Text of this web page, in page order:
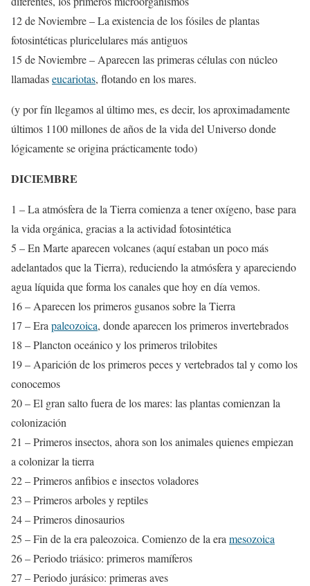
12 de Noviembre – La existencia de los fósiles de plantas
fotosintéticas pluricelulares más antiguos
15 de Noviembre – Aparecen las primeras células con núcleo
llamadaseucariotas, flotando en los mares.
(y por fín llegamos al último mes, es decir, los aproximadamente
últimos 1100 millones de años de la vida del Universo donde
lógicamente se origina prácticamente todo)
DICIEMBRE
1 – La atmósfera de la Tierra comienza a tener oxígeno, base para
la vida orgánica, gracias a la actividad fotosintética
5 – En Marte aparecen volcanes (aquí estaban un poco más
adelantados que la Tierra), reduciendo la atmósfera y apareciendo
agua líquida que forma los canales que hoy en día vemos.
16 – Aparecen los primeros gusanos sobre la Tierra
17 – Erapaleozoica, donde aparecen los primeros invertebrados
18 – Plancton oceánico y los primeros trilobites
19 – Aparición de los primeros peces y vertebrados tal y como los
conocemos
20 – El gran salto fuera de los mares: las plantas comienzan la
colonización
21 – Primeros insectos, ahora son los animales quienes empiezan
a colonizar la tierra
22 – Primeros anfibios e insectos voladores
23 – Primeros arboles y reptiles
24 – Primeros dinosaurios
25 – Fin de la era paleozoica. Comienzo de la eramesozoica
26 – Periodo triásico: primeros mamíferos
27 – Periodo jurásico: primeras aves